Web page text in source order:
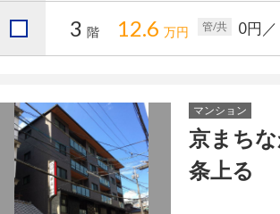
3 階 12.6 万円 管/共 0円
マンション
京まち
条上る